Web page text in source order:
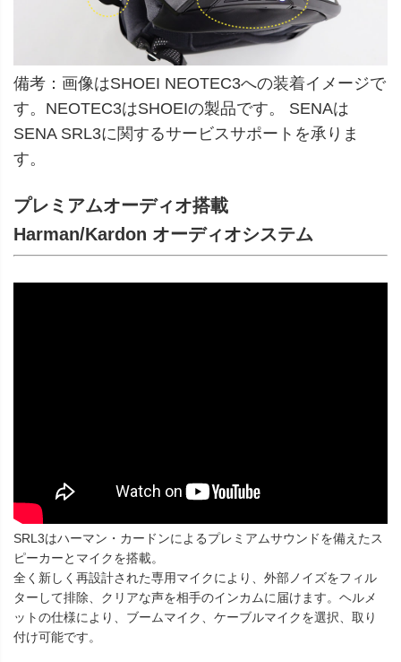
備考：画像はSHOEI NEOTEC3への装着イメージで
す。NEOTEC3はSHOEIの製品です。 SENAは
SENA SRL3に関するサービスサポートを承りま
す。
プレミアムオーディオ搭載
Harman/Kardon オーディオシステム
SRL3はハーマン・カードンによるプレミアムサウンドを備えたス
ピーカーとマイクを搭載。
全く新しく再設計された専用マイクにより、外部ノイズをフィル
ターして排除、クリアな声を相手のインカムに届けます。ヘルメ
ットの仕様により、ブームマイク、ケーブルマイクを選択、取り
付け可能です。